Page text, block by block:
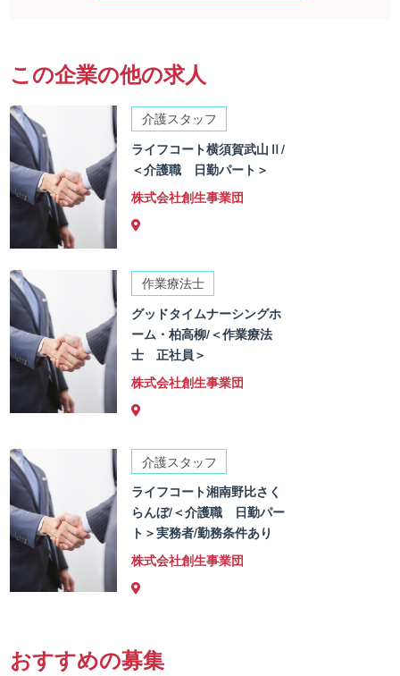
この企業の他の求人
介護スタッフ
ライフコート横須賀武山Ⅱ/
＜介護職 日勤パート＞
株式会社創生事業団
作業療法士
グッドタイムナーシングホ
ーム・柏高柳/＜作業療法
士 正社員＞
株式会社創生事業団
介護スタッフ
ライフコート湘南野比さく
らんぼ/＜介護職 日勤パー
ト＞実務者/勤務条件あり
株式会社創生事業団
おすすめの募集